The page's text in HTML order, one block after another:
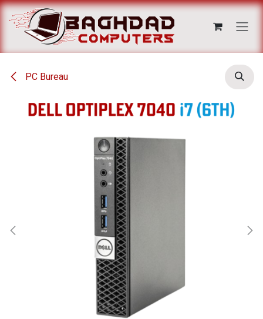
Se rendre au contenu
PC Bureau